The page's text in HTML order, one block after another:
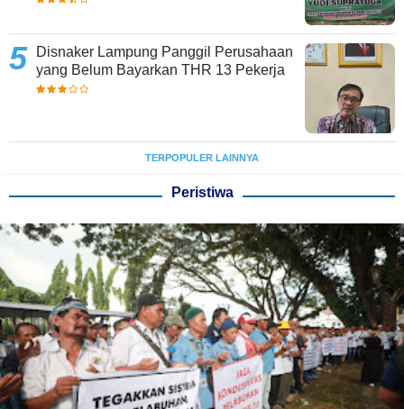
Disnaker Lampung Panggil Perusahaan
yang Belum Bayarkan THR 13 Pekerja
TERPOPULER LAINNYA
Peristiwa